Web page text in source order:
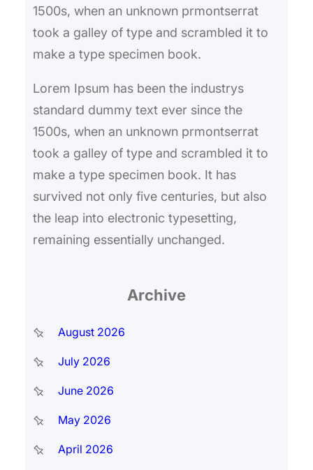
1500s, when an unknown prmontserrat
took a galley of type and scrambled it to
make a type specimen book.
Lorem Ipsum has been the industrys
standard dummy text ever since the
1500s, when an unknown prmontserrat
took a galley of type and scrambled it to
make a type specimen book. It has
survived not only five centuries, but also
the leap into electronic typesetting,
remaining essentially unchanged.
Archive
August 2026
July 2026
June 2026
May 2026
April 2026